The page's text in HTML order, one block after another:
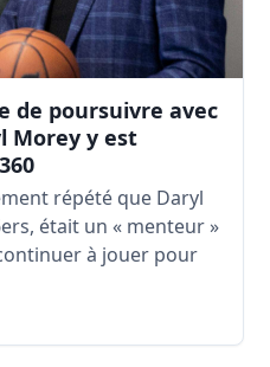
de poursuivre avec
Morey y est
répété que Daryl
était un « menteur »
à jouer pour